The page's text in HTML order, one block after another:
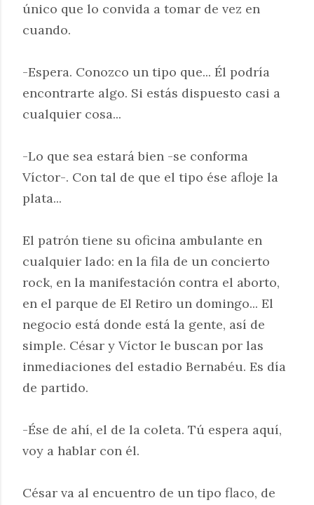
único que lo convida a tomar de vez en
cuando.
-Espera. Conozco un tipo que... Él podría
encontrarte algo. Si estás dispuesto casi a
cualquier cosa...
-Lo que sea estará bien -se conforma
Víctor-. Con tal de que el tipo ése afloje la
plata...
El patrón tiene su oficina ambulante en
cualquier lado: en la fila de un concierto
rock, en la manifestación contra el aborto,
en el parque de El Retiro un domingo... El
negocio está donde está la gente, así de
simple. César y Víctor le buscan por las
inmediaciones del estadio Bernabéu. Es día
de partido.
-Ése de ahí, el de la coleta. Tú espera aquí,
voy a hablar con él.
César va al encuentro de un tipo flaco, de